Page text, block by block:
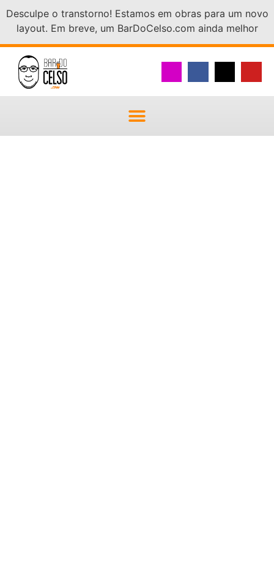
Desculpe o transtorno! Estamos em obras para um novo
layout. Em breve, um BarDoCelso.com ainda melhor